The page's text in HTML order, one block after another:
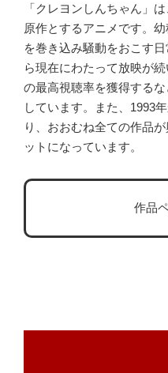
「クレヨンしんちゃん」
原作とするアニメです。
を巻き込み騒動をおこす
ら現在にわたって放映が
の最高視聴率を獲得する
しています。また、1993
り、おおむね全ての作品
ットになっています。
作品